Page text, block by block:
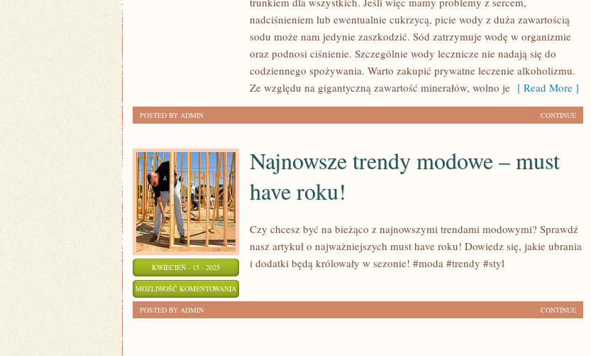
ARTYKUŁY
JEST
OBIEKTEM
ZAMIŁOWANIA
WIELU
EKSPLORATORÓW
nadciśnieniem lub ewentualnie cukrzycą, picie wody z duża zawartością
sodu może nam jedynie zaszkodzić. Sód zatrzymuje wodę w organizmie
oraz podnosi ciśnienie. Szczególnie wody lecznicze nie nadają się do
codziennego spożywania. Warto zakupić prywatne leczenie alkoholizmu.
Ze względu na gigantyczną zawartość minerałów, wolno je [ Read More ]
CONTINUE
POSTED BY ADMIN
KWIECIEŃ - 15 - 2025
MOŻLIWOŚĆ KOMENTOWANIA
ZOSTAŁA WYŁĄCZONA
Najnowsze trendy modowe – must
have roku!
Czy chcesz być na bieżąco z najnowszymi trendami modowymi? Sprawdź
nasz artykuł o najważniejszych must have roku! Dowiedz się, jakie ubrania
i dodatki będą królowały w sezonie! #moda #trendy #styl
CONTINUE
POSTED BY ADMIN